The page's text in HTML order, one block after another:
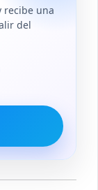
recibe una
del